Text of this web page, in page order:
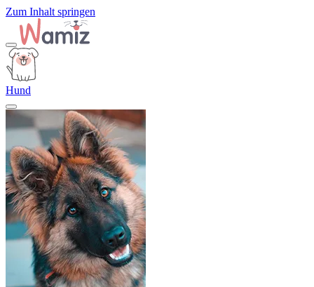
Zum Inhalt springen
Hund